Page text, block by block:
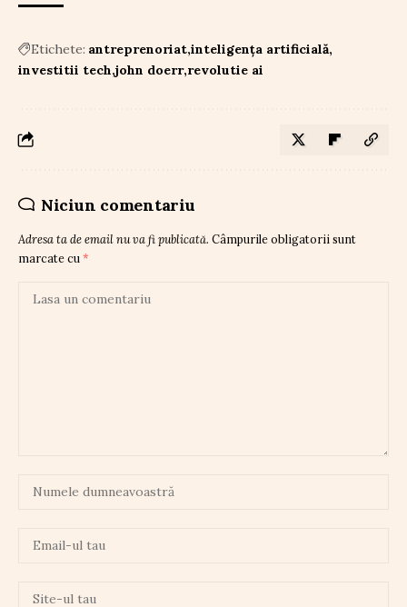
Etichete: antreprenoriat inteligența artificială
investitii tech john doerr revolutie ai
Niciun comentariu
Adresa ta de email nu va fi publicată. Câmpurile obligatorii sunt
marcate cu *